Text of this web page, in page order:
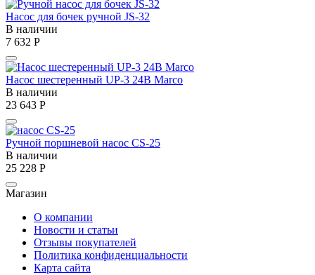
Насос для бочек ручной JS-32
В наличии
7 632 Р
Насос шестеренный UP-3 24В Marco
В наличии
23 643 Р
Ручной поршневой насос CS-25
В наличии
25 228 Р
Магазин
О компании
Новости и статьи
Отзывы покупателей
Политика конфиденциальности
Карта сайта